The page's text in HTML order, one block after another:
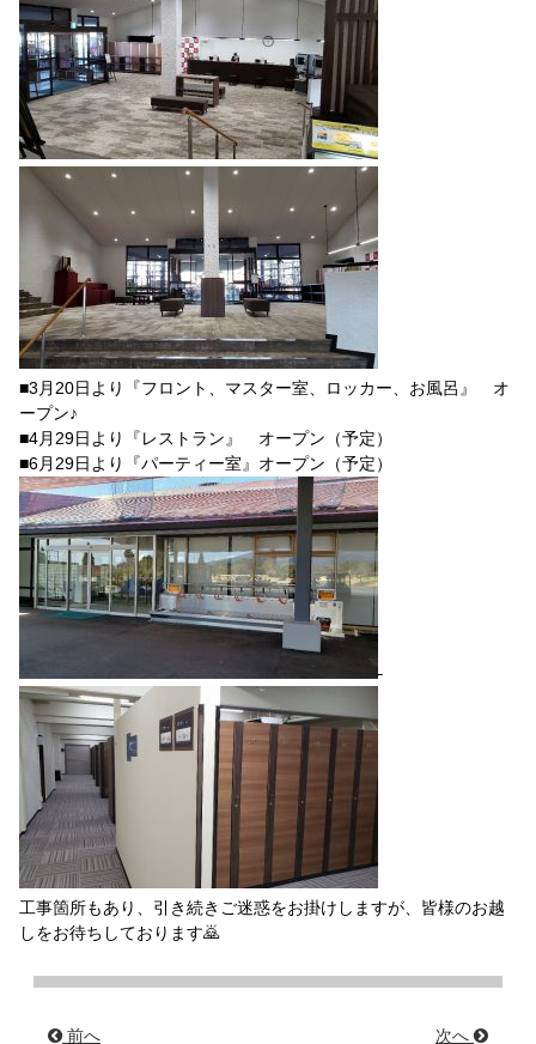
■3月20日より『フロント、マスター室、ロッカー、お風呂』 オ
ープン♪
■4月29日より『レストラン』 オープン（予定）
■6月29日より『パーティー室』オープン（予定）
工事箇所もあり、引き続きご迷惑をお掛けしますが、皆様のお越
しをお待ちしております🙇
前へ 次へ